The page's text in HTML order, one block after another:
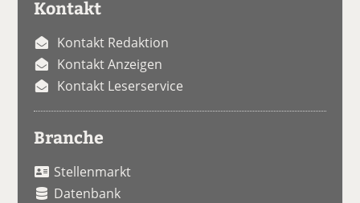
Kontakt
Kontakt Redaktion
Kontakt Anzeigen
Kontakt Leserservice
Branche
Stellenmarkt
Datenbank